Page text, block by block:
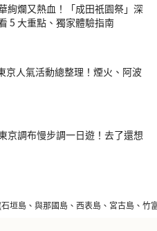
垣島、與那國島、西表島、宮古島、竹
絢爛又熱血！「成田祇園祭」深
5 大重點、獨家體驗指南
京人氣活動總整理！煙火、阿波
京調布慢步調一日遊！去了還想